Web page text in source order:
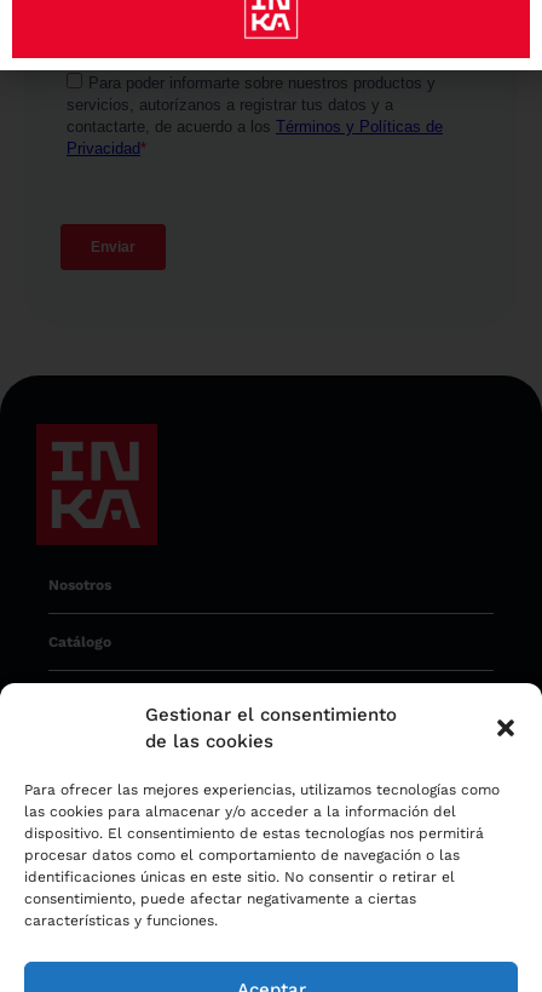
Gestionar el consentimiento
de las cookies
Para ofrecer las mejores experiencias, utilizamos tecnologías como
las cookies para almacenar y/o acceder a la información del
dispositivo. El consentimiento de estas tecnologías nos permitirá
procesar datos como el comportamiento de navegación o las
identificaciones únicas en este sitio. No consentir o retirar el
consentimiento, puede afectar negativamente a ciertas
características y funciones.
Nosotros
Catálogo
Noticias
Factura Electrónica
Copyright 2023 © Cemento INKA